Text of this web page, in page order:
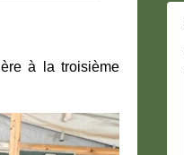
à la troisième